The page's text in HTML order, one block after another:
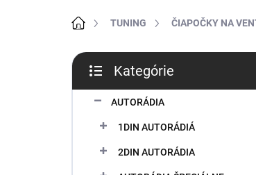
DomovTUNING ČIAPOČKY NA
B
č
kategórie
Kategórie
AUTORÁDIA
1DIN AUTORÁDIÁ
2DIN AUTORÁDIA